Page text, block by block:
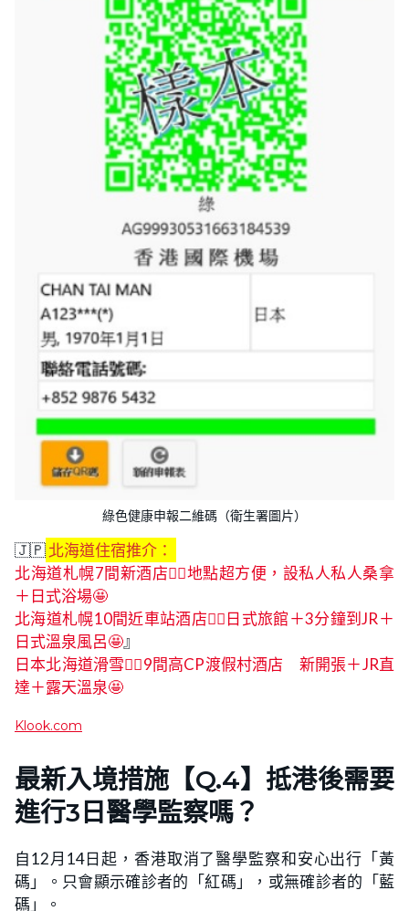
綠色健康申報二維碼（衛生署圖片）
🇯🇵北海道住宿推介：
北海道札幌7間新酒店👍🏻地點超方便，設私人私人桑拿
＋日式浴場🤩
北海道札幌10間近車站酒店👍🏻日式旅館＋3分鐘到JR＋
日式溫泉風呂🤩』
日本北海道滑雪👍🏻9間高CP渡假村酒店 新開張＋JR直
達＋露天溫泉🤩
Klook.com
最新入境措施【Q.4】抵港後需要
進行3日醫學監察嗎？
自12月14日起，香港取消了醫學監察和安心出行「黃
碼」。只會顯示確診者的「紅碼」，或無確診者的「藍
碼」。